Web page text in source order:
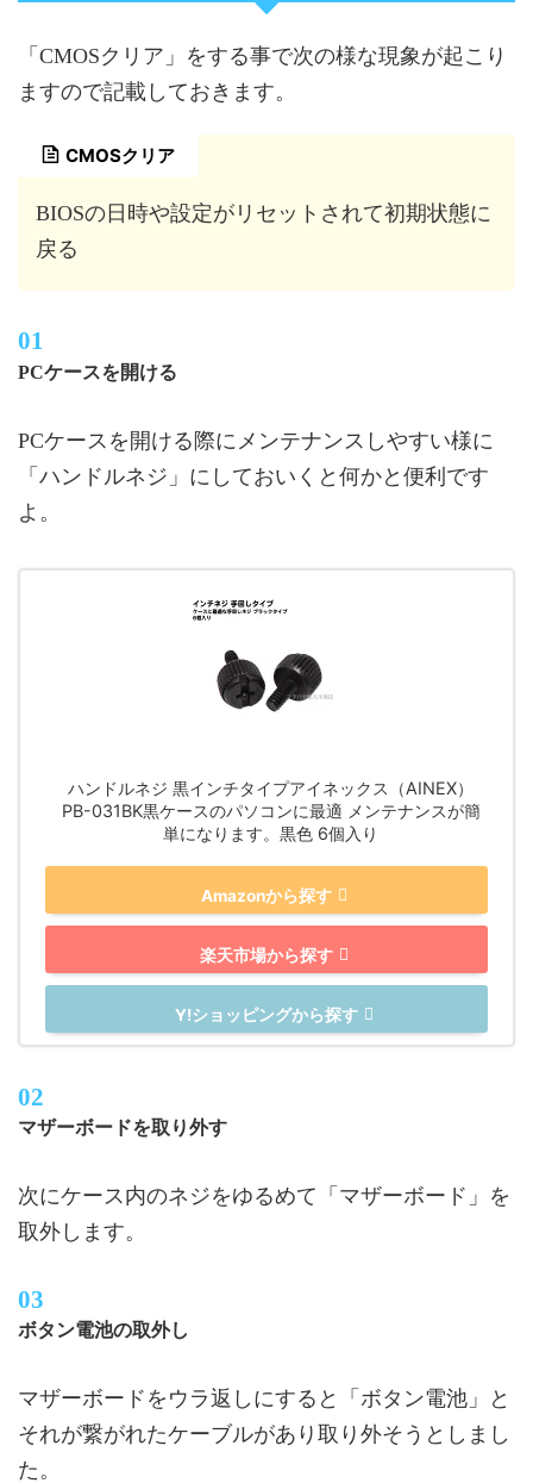
「CMOSクリア」をする事で次の様な現象が起こり
ますので記載しておきます。
CMOSクリア
BIOSの日時や設定がリセットされて初期状態に
戻る
PCケースを開ける
PCケースを開ける際にメンテナンスしやすい様に
「ハンドルネジ」にしておいくと何かと便利です
よ。
ハンドルネジ 黒インチタイプアイネックス（AINEX）
PB-031BK黒ケースのパソコンに最適 メンテナンスが簡
単になります。黒色 6個入り
Amazonから探す
楽天市場から探す
Y!ショッピングから探す
マザーボードを取り外す
次にケース内のネジをゆるめて「マザーボード」を
取外します。
ボタン電池の取外し
マザーボードをウラ返しにすると「ボタン電池」と
それが繋がれたケーブルがあり取り外そうとしまし
た。